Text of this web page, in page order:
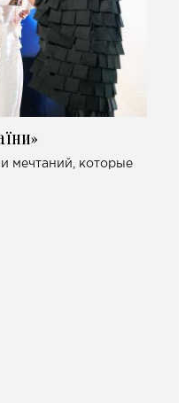
мечтаний, которые